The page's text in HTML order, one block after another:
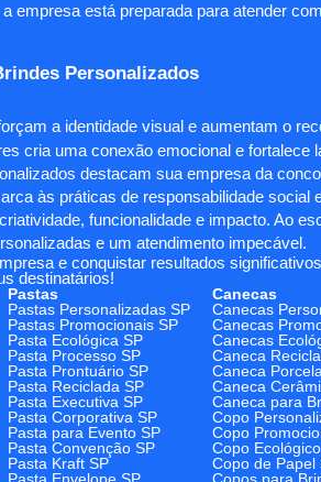
empresa está preparada para atender
Personalizados
a identidade visual e aumentam o
cria uma conexão emocional e fortalece
destacam sua empresa da
às práticas de responsabilidade social
funcionalidade e impacto. Ao
e um atendimento impecável.
e conquistar resultados
destinatários!
Pastas Canecas
Pastas Personalizadas SP Canecas
Pastas Promocionais SP Canecas
Pasta Ecológica SP Canecas
Pasta Processo SP Caneca
Pasta Prontuário SP Caneca
Pasta Reciclada SP Caneca
Pasta Executiva SP Caneca para
Pasta Corporativa SP Copo
Pasta para Evento SP Copo
Pasta Convenção SP Copo
Pasta Kraft SP Copo de Papel